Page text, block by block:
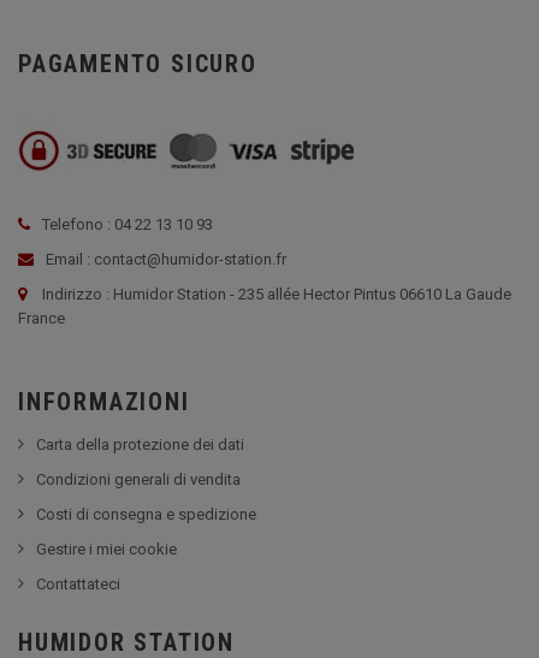
PAGAMENTO SICURO
Telefono : 04 22 13 10 93
Email : contact@humidor-station.fr
Indirizzo : Humidor Station - 235 allée Hector Pintus 06610 La Gaude
France
INFORMAZIONI
Carta della protezione dei dati
Condizioni generali di vendita
Costi di consegna e spedizione
Gestire i miei cookie
Contattateci
HUMIDOR STATION